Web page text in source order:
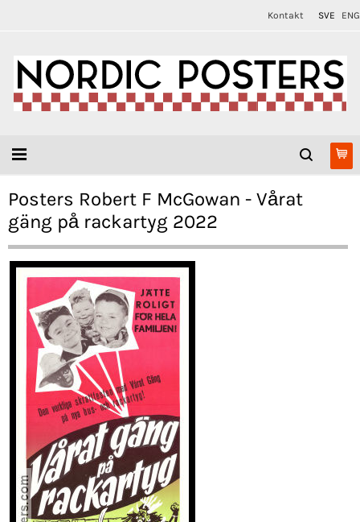
Kontakt SVE ENG
Posters Robert F McGowan - Vårat
gäng på rackartyg 2022